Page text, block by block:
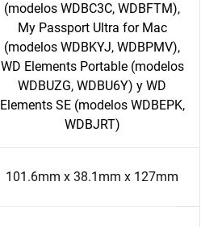
(modelos WDBC3C, WDBFTM),
My Passport Ultra for Mac
(modelos WDBKYJ, WDBPMV),
WD Elements Portable (modelos
WDBUZG, WDBU6Y) y WD
Elements SE (modelos WDBEPK,
WDBJRT)
101.6mm x 38.1mm x 127mm